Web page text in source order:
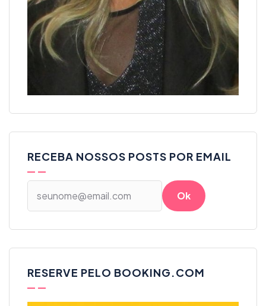
RECEBA NOSSOS POSTS POR EMAIL
RESERVE PELO BOOKING.COM